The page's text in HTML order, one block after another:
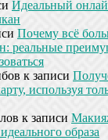
Идеальный
Почему всё
реальные
к записи
используя
к записи
образа